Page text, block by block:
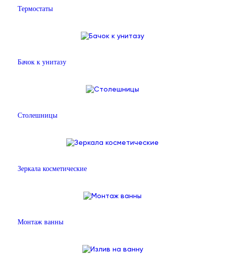
Термостаты
Бачок к унитазу
Столешницы
Зеркала косметические
Монтаж ванны